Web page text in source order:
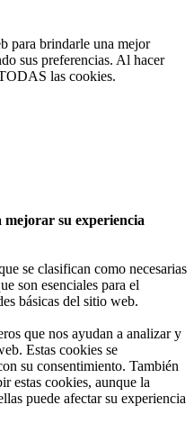
para brindarle una mejor
sus preferencias. Al hacer
las cookies.
mejorar su experiencia
se clasifican como necesarias
son esenciales para el
básicas del sitio web.
que nos ayudan a analizar y
Estas cookies se
su consentimiento. También
estas cookies, aunque la
puede afectar su experiencia